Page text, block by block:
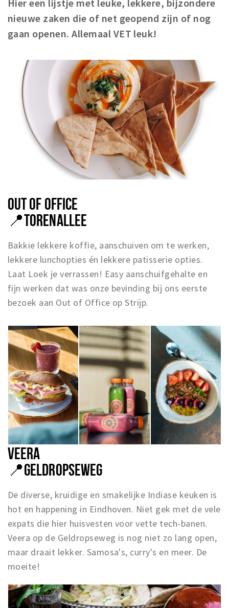
Winkels
Werken
Ook reclame maken?
Over Eindhovens Rondje
Inloggen
Hier een lijstje met leuke, lekkere, bijzondere
nieuwe zaken die of net geopend zijn of nog
gaan openen. Allemaal VET leuk!
OUT OF OFFICE
📍TORENALLEE
Bakkie lekkere koffie, aanschuiven om te werken,
lekkere lunchopties én lekkere patisserie opties.
Laat Loek je verrassen! Easy aanschuifgehalte en
fijn werken dat was onze bevinding bij ons eerste
bezoek aan Out of Office op Strijp.
VEERA
📍GELDROPSEWEG
De diverse, kruidige en smakelijke Indiase keuken is
hot en happening in Eindhoven. Niet gek met de vele
expats die hier huisvesten voor vette tech-banen.
Veera op de Geldropseweg is nog niet zo lang open,
maar draait lekker. Samosa's, curry's en meer. De
moeite!